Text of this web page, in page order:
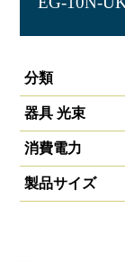
分類
器具 光束
消費電力
製品サイズ